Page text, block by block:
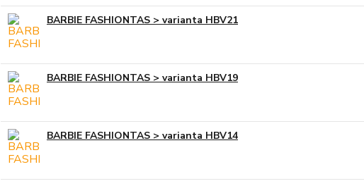
BARBIE FASHIONTAS > varianta HBV21
BARBIE FASHIONTAS > varianta HBV19
BARBIE FASHIONTAS > varianta HBV14